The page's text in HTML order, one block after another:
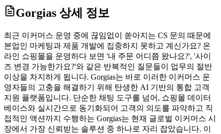
Gorgias 상세 정보
최근 이커머스 운영 중에 끊임없이 쏟아지는 CS 문의 때문에
본업인 마케팅과 제품 개발에 집중하지 못하고 계신가요? 온
라인 쇼핑몰을 운영하다 보면 '내 주문 어디쯤 왔나요?', '사이
즈 변경 가능한가요?'와 같은 반복적인 질문들이 업무의 절반
이상을 차지하게 됩니다. Gorgias는 바로 이러한 이커머스 운
영자들의 고충을 해결하기 위해 탄생한 AI 기반의 통합 고객
지원 플랫폼입니다. 단순한 채팅 도구를 넘어, 쇼핑몰 데이터
베이스와 실시간으로 동기화되어 고객의 의도를 파악하고 직
접적인 액션까지 수행하는 Gorgias는 현재 글로벌 이커머스 시
장에서 가장 신뢰받는 솔루션 중 하나로 자리 잡았습니다. 이